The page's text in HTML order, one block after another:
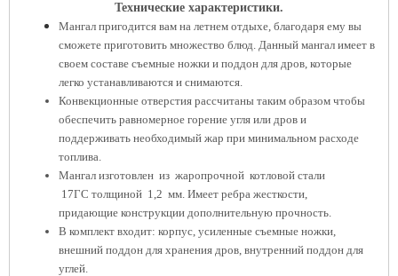
Технические характеристики.
Мангал пригодится вам на летнем отдыхе, благодаря ему вы
сможете приготовить множество блюд. Данный мангал имеет в
своем составе съемные ножки и поддон для дров, которые
легко устанавливаются и снимаются.
Конвекционные отверстия рассчитаны таким образом чтобы
обеспечить равномерное горение угля или дров и
поддерживать необходимый жар при минимальном расходе
топлива.
Мангал изготовлен из жаропрочной котловой стали
17ГС толщиной 1,2 мм. Имеет ребра жесткости,
придающие конструкции дополнительную прочность.
В комплект входит: корпус, усиленные съемные ножки,
внешний поддон для хранения дров, внутренний поддон для
углей.